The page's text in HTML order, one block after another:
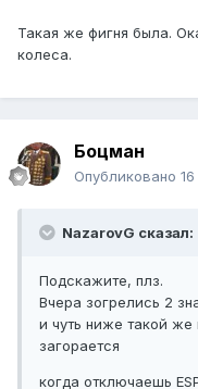
Такая же фигня была.
колеса.
Боцман
Опубликовано
NazarovG сказал:
Подскажите, плз.
Вчера зогрелись 2
и чуть ниже такой же
загорается
когда отключаешь